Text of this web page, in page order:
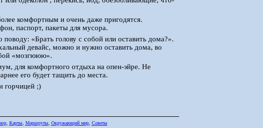
комфортным и очень даже пригодятся.
паспорт, пакеты для мусора.
«Брать голову с собой или оставить дома?».
девайс, можно и нужно оставить дома, во
«мозгююю».
для комфортного отдыха на опен-эйре. Не
его будет тащить до места.
горчицей ;)
, Карты, Маршруты, Окружающий мир, Советы